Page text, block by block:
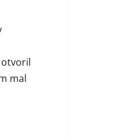
1 z 5 hviezdičiek.
mal